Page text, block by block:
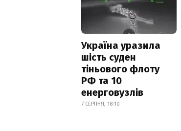
Україна уразила
шість суден
тіньового флоту
РФ та 10
енерговузлів
7 СЕРПНЯ, 18:10